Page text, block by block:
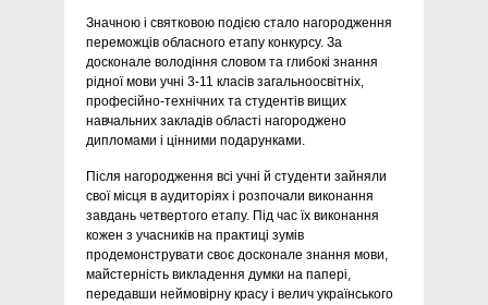
Значною і святковою подією стало нагородження
переможців обласного етапу конкурсу. За
досконале володіння словом та глибокі знання
рідної мови учні 3-11 класів загальноосвітніх,
професійно-технічних та студентів вищих
навчальних закладів області нагороджено
дипломами і цінними подарунками.
Після нагородження всі учні й студенти зайняли
свої місця в аудиторіях і розпочали виконання
завдань четвертого етапу. Під час їх виконання
кожен з учасників на практиці зумів
продемонструвати своє досконале знання мови,
майстерність викладення думки на папері,
передавши неймовірну красу і велич українського